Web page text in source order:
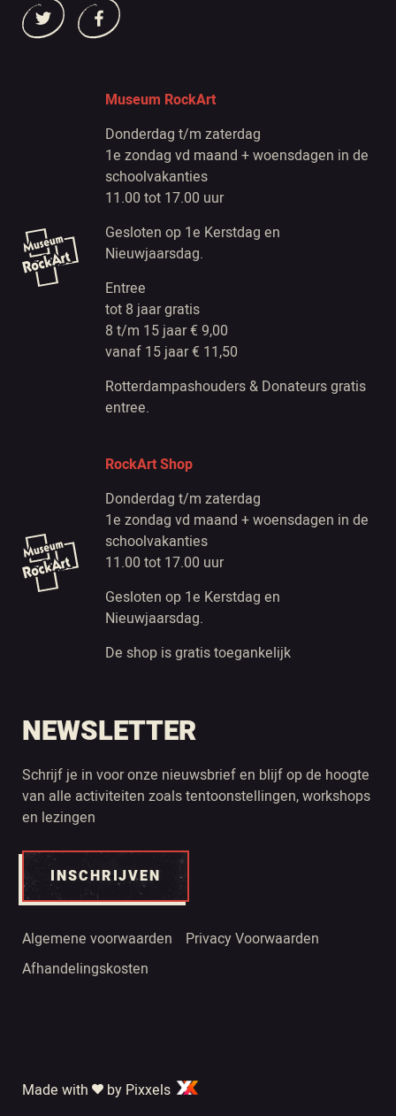
Museum RockArt
Donderdag t/m zaterdag
1e zondag vd maand + woensdagen in de
schoolvakanties
11.00 tot 17.00 uur
Gesloten op 1e Kerstdag en
Nieuwjaarsdag.
Entree
tot 8 jaar gratis
8 t/m 15 jaar € 9,00
vanaf 15 jaar € 11,50
Rotterdampashouders & Donateurs gratis
entree.
RockArt Shop
Donderdag t/m zaterdag
1e zondag vd maand + woensdagen in de
schoolvakanties
11.00 tot 17.00 uur
Gesloten op 1e Kerstdag en
Nieuwjaarsdag.
De shop is gratis toegankelijk
NEWSLETTER
Schrijf je in voor onze nieuwsbrief en blijf op de hoogte
van alle activiteiten zoals tentoonstellingen, workshops
en lezingen
INSCHRIJVEN
Algemene voorwaarden
Privacy Voorwaarden
Afhandelingskosten
Made with by Pixxels